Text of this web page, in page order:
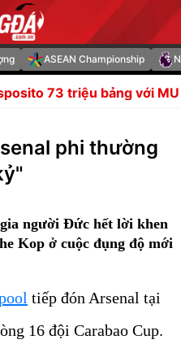
ASEAN Championship
với MU Lãnh đạo
phi thường
người Đức hết lời khen
Kop ở cuộc đụng độ mới
tiếp đón Arsenal tại
16 đội Carabao Cup.